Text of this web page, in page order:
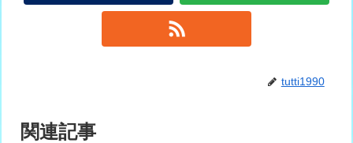
tutti1990
関連記事